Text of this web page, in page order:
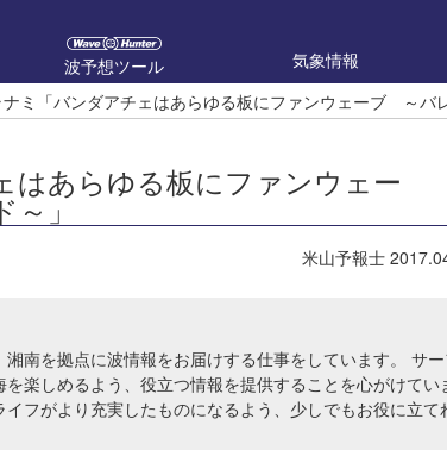
波予想ツール 気象情報
ミ「バンダアチェはあらゆる板にファンウェーブ ～バ
はあらゆる板にファンウェー
～」
米山予報士
南を拠点に波情報をお届けする仕事をしています。 サ
楽しめるよう、役立つ情報を提供することを心がけてい
イフがより充実したものになるよう、少しでもお役に立て